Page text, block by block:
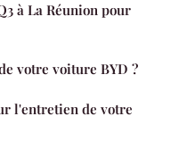
à La Réunion pour
votre voiture BYD ?
l'entretien de votre